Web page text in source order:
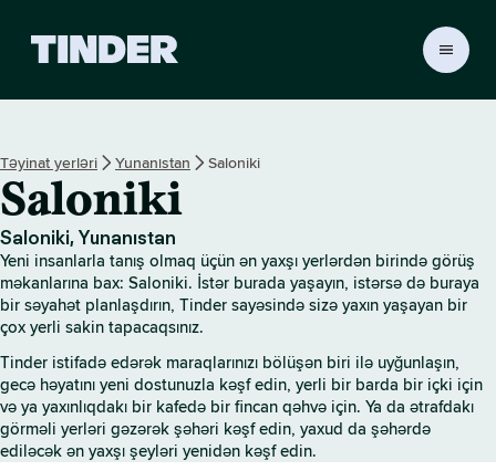
r
e
Təyinat yerləri Yunanıstan Saloniki
Saloniki
Saloniki, Yunanıstan
Yeni insanlarla tanış olmaq üçün ən yaxşı yerlərdən birində görüş
məkanlarına bax: Saloniki. İstər burada yaşayın, istərsə də buraya
bir səyahət planlaşdırın, Tinder sayəsində sizə yaxın yaşayan bir
çox yerli sakin tapacaqsınız.
Tinder istifadə edərək maraqlarınızı bölüşən biri ilə uyğunlaşın,
gecə həyatını yeni dostunuzla kəşf edin, yerli bir barda bir içki için
və ya yaxınlıqdakı bir kafedə bir fincan qəhvə için. Ya da ətrafdakı
görməli yerləri gəzərək şəhəri kəşf edin, yaxud da şəhərdə
ediləcək ən yaxşı şeyləri yenidən kəşf edin.